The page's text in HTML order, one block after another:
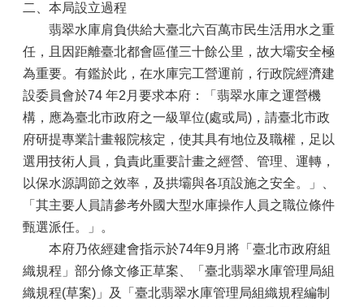
二、本局設立過程
翡翠水庫肩負供給大臺北六百萬市民生活用水之重
任，且因距離臺北都會區僅三十餘公里，故大壩安全極
為重要。有鑑於此，在水庫完工營運前，行政院經濟建
設委員會於74 年2月要求本府：「翡翠水庫之運營機
構，應為臺北市政府之一級單位(處或局)，請臺北市政
府研提專業計畫報院核定，使其具有地位及職權，足以
選用技術人員，負責此重要計畫之經營、管理、運轉，
以保水源調節之效率，及拱壩與各項設施之安全。」、
「其主要人員請參考外國大型水庫操作人員之職位條件
甄選派任。」。
本府乃依經建會指示於74年9月將「臺北市政府組
織規程」部分條文修正草案、「臺北翡翠水庫管理局組
織規程(草案)」及「臺北翡翠水庫管理局組織規程編制